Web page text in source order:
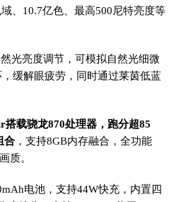
域、10.7亿色、最高500尼特亮度等
光亮度调节，可模拟自然光细微
缓解眼疲劳，同时通过莱茵低蓝
搭载骁龙870处理器，跑分超85
合 ，支持8GB内存融合，全功能
质。
电池，支持44W快充，内置四